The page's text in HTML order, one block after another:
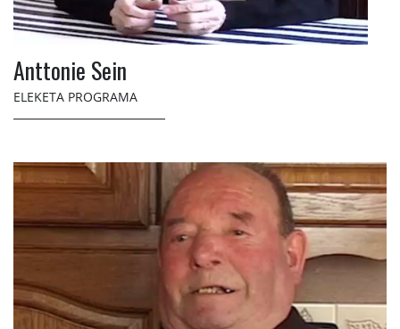
Anttonie Sein
ELEKETA PROGRAMA